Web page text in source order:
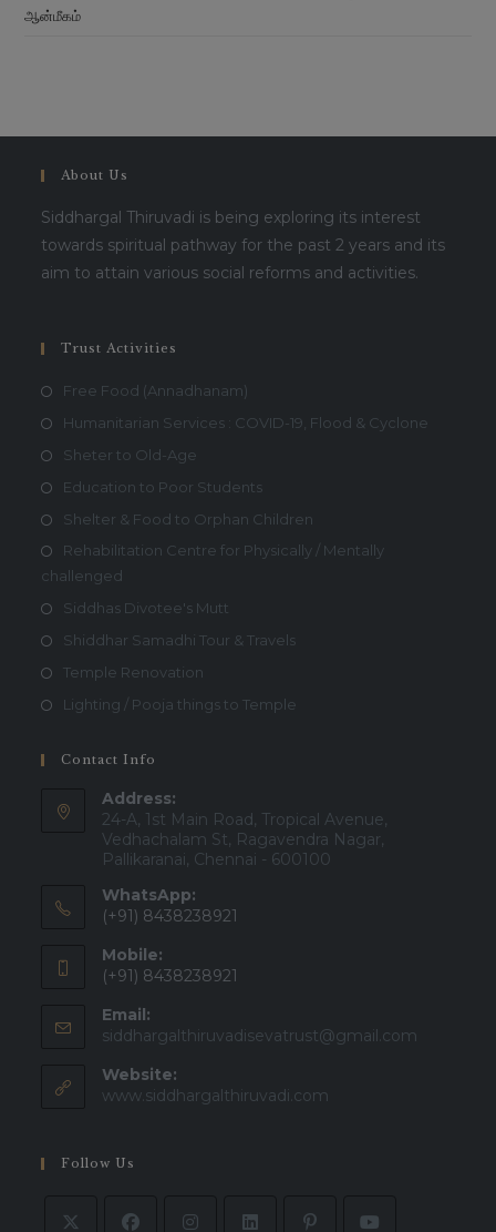
ஆன்மீகம்
About Us
Siddhargal Thiruvadi is being exploring its interest
towards spiritual pathway for the past 2 years and its
aim to attain various social reforms and activities.
Trust Activities
Free Food (Annadhanam)
Humanitarian Services : COVID-19, Flood & Cyclone
Sheter to Old-Age
Education to Poor Students
Shelter & Food to Orphan Children
Rehabilitation Centre for Physically / Mentally
challenged
Siddhas Divotee's Mutt
Shiddhar Samadhi Tour & Travels
Temple Renovation
Lighting / Pooja things to Temple
Contact Info
Address:
24-A, 1st Main Road, Tropical Avenue,
Vedhachalam St, Ragavendra Nagar,
Pallikaranai, Chennai - 600100
WhatsApp:
(+91) 8438238921
Mobile:
(+91) 8438238921
Email:
siddhargalthiruvadisevatrust@gmail.com
Website:
www.siddhargalthiruvadi.com
Follow Us